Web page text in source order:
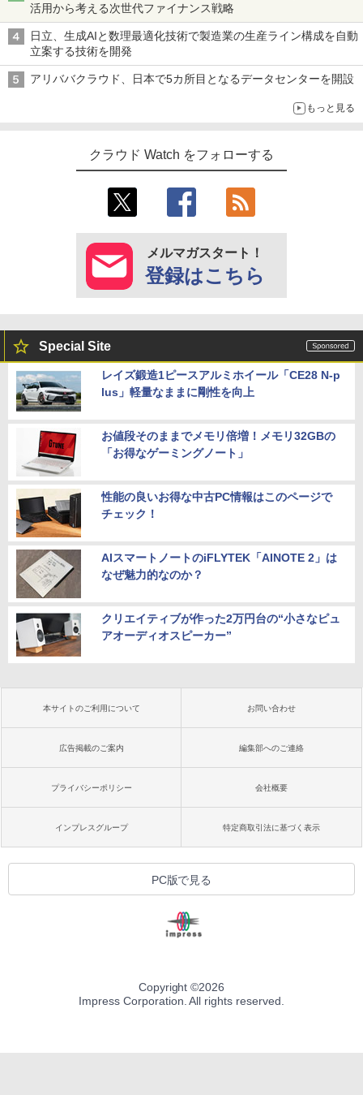
活用から考える次世代ファイナンス戦略
日立、生成AIと数理最適化技術で製造業の生産ライン構成を自動
立案する技術を開発
アリババクラウド、日本で5カ所目となるデータセンターを開設
もっと見る
クラウド Watch をフォローする
メルマガスタート！
登録はこちら
Special Site
レイズ鍛造1ピースアルミホイール「CE28 N-p
lus」軽量なままに剛性を向上
お値段そのままでメモリ倍増！メモリ32GBの
「お得なゲーミングノート」
性能の良いお得な中古PC情報はこのページで
チェック！
AIスマートノートのiFLYTEK「AINOTE 2」は
なぜ魅力的なのか？
クリエイティブが作った2万円台の“小さなピュ
アオーディオスピーカー”
本サイトのご利用について お問い合わせ
広告掲載のご案内 編集部へのご連絡
プライバシーポリシー 会社概要
インプレスグループ 特定商取引法に基づく表示
PC版で見る
Copyright ©2026
Impress Corporation. All rights reserved.